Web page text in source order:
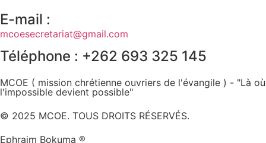
E-mail :
mcoesecretariat@gmail.com
Téléphone : +262 693 325 145
MCOE ( mission chrétienne ouvriers de l'évangile ) - "Là où
l'impossible devient possible"
© 2025 MCOE. TOUS DROITS RÉSERVÉS.
Ephraim Bokuma ®